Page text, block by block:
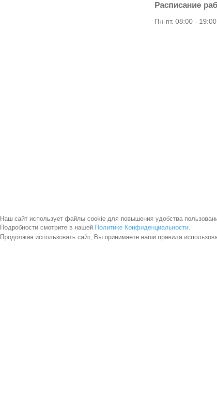
Расписание
Пн-пт. 08:00 - 19:00
Наш сайт использует файлы cookie для повышения удобства
Подробности смотрите в нашей Политике Конфиденциальности.
Продолжая использовать сайт, Вы принимаете наши правила